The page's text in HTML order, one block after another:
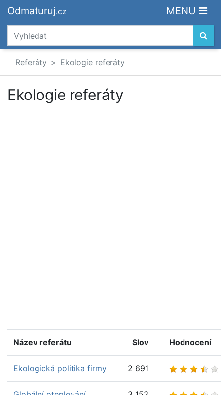
Odmaturuj.cz MENU
Referáty Ekologie referáty
Ekologie referáty
Název referátu Slov Hodnocení
Ekologická politika firmy 2 691